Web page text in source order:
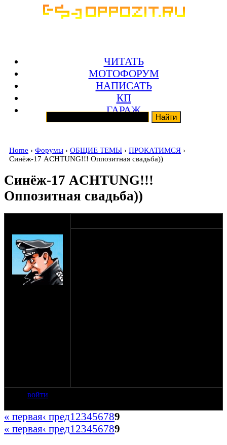
ЧИТАТЬ
МОТОФОРУМ
НАПИСАТЬ
КП
ГАРАЖ
Home › Форумы › ОБЩИЕ ТЕМЫ › ПРОКАТИМСЯ ›
Синёж-17 ACHTUNG!!! Оппозитная свадьба))
Синёж-17 ACHTUNG!!!
Оппозитная свадьба))
войти
« первая‹ пред1 23456789
« первая‹ пред1 23456789